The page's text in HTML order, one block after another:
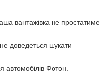
вантажівка не простатиме
доведеться шукати
автомобілів Фотон.